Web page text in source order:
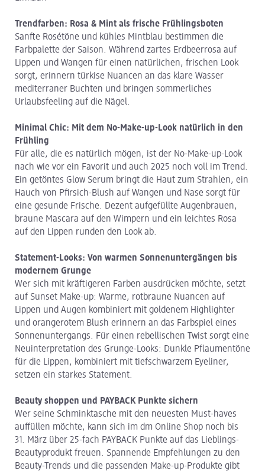
Trendfarben: Rosa & Mint als frische Frühlingsboten
Sanfte Rosétöne und kühles Mintblau bestimmen die
Farbpalette der Saison. Während zartes Erdbeerrosa auf
Lippen und Wangen für einen natürlichen, frischen Look
sorgt, erinnern türkise Nuancen an das klare Wasser
mediterraner Buchten und bringen sommerliches
Urlaubsfeeling auf die Nägel.
Minimal Chic: Mit dem No-Make-up-Look natürlich in den
Frühling
Für alle, die es natürlich mögen, ist der No-Make-up-Look
nach wie vor ein Favorit und auch 2025 noch voll im Trend.
Ein getöntes Glow Serum bringt die Haut zum Strahlen, ein
Hauch von Pfirsich-Blush auf Wangen und Nase sorgt für
eine gesunde Frische. Dezent aufgefüllte Augenbrauen,
braune Mascara auf den Wimpern und ein leichtes Rosa
auf den Lippen runden den Look ab.
Statement-Looks: Von warmen Sonnenuntergängen bis
modernem Grunge
Wer sich mit kräftigeren Farben ausdrücken möchte, setzt
auf Sunset Make-up: Warme, rotbraune Nuancen auf
Lippen und Augen kombiniert mit goldenem Highlighter
und orangerotem Blush erinnern an das Farbspiel eines
Sonnenuntergangs. Für einen rebellischen Twist sorgt eine
Neuinterpretation des Grunge-Looks: Dunkle Pflaumentöne
für die Lippen, kombiniert mit tiefschwarzem Eyeliner,
setzen ein starkes Statement.
Beauty shoppen und PAYBACK Punkte sichern
Wer seine Schminktasche mit den neuesten Must-haves
auffüllen möchte, kann sich im dm Online Shop noch bis
31. März über 25-fach PAYBACK Punkte auf das Lieblings-
Beautyprodukt freuen. Spannende Empfehlungen zu den
Beauty-Trends und die passenden Make-up-Produkte gibt